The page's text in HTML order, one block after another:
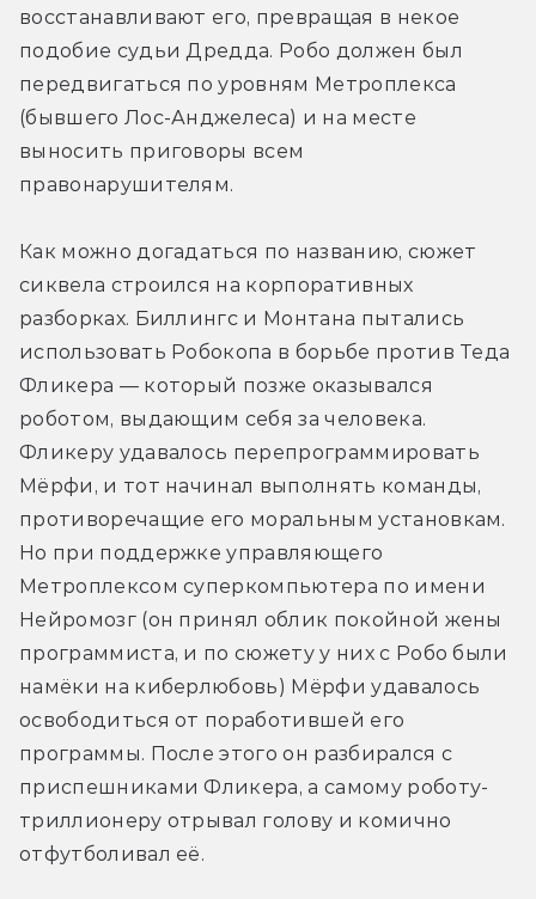
восстанавливают его, превращая в некое
подобие судьи Дредда. Робо должен был
передвигаться по уровням Метроплекса
(бывшего Лос-Анджелеса) и на месте
выносить приговоры всем
правонарушителям.
Как можно догадаться по названию, сюжет
сиквела строился на корпоративных
разборках. Биллингс и Монтана пытались
использовать Робокопа в борьбе против Теда
Фликера — который позже оказывался
роботом, выдающим себя за человека.
Фликеру удавалось перепрограммировать
Мёрфи, и тот начинал выполнять команды,
противоречащие его моральным установкам.
Но при поддержке управляющего
Метроплексом суперкомпьютера по имени
Нейромозг (он принял облик покойной жены
программиста, и по сюжету у них с Робо были
намёки на киберлюбовь) Мёрфи удавалось
освободиться от поработившей его
программы. После этого он разбирался с
приспешниками Фликера, а самому роботу-
триллионеру отрывал голову и комично
отфутболивал её.